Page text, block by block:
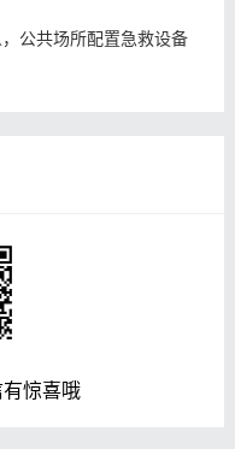
公共场所配置急救设备
惊喜哦